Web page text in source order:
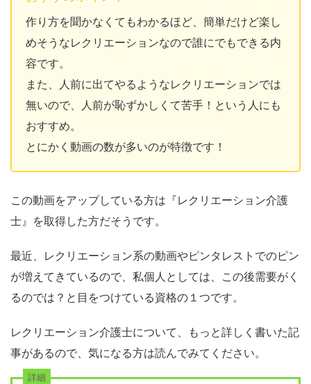
作り方を聞かなくてもわかるほど、簡単だけど楽し
めそうなレクリエーションなので誰にでもできる内
容です。
また、人前に出てやるようなレクリエーションでは
無いので、人前が恥ずかしくて苦手！という人にも
おすすめ。
とにかく動画の数が多いのが特徴です！
この動画をアップしている方は『レクリエーション介護
士』を取得した方だそうです。
最近、レクリエーション系の動画やピンタレストでのピン
が増えてきているので、私個人としては、この後需要がく
るのでは？と目をつけている資格の１つです。
レクリエーション介護士について、もっと詳しく書いた記
事があるので、気になる方は読んでみてください。
詳細